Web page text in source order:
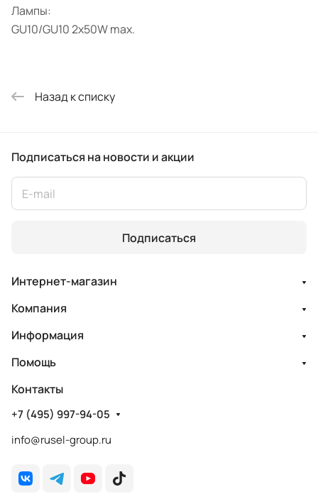
Лампы:
GU10/GU10 2x50W max.
Назад к списку
Подписаться на новости и акции
Подписаться
Интернет-магазин
Компания
Информация
Помощь
Контакты
+7 (495) 997-94-05
info@rusel-group.ru